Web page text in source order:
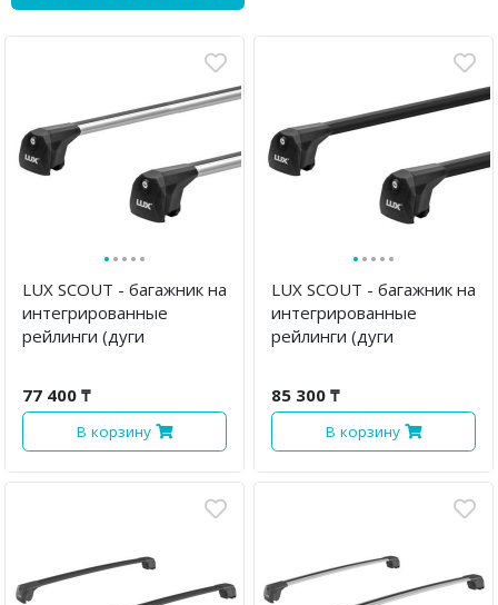
·····
LUX SCOUT - багажник на
интегрированные
рейлинги (дуги
77 400 ₸
В корзину
·····
LUX SCOUT - багажник на
интегрированные
рейлинги (дуги
85 300 ₸
В корзину